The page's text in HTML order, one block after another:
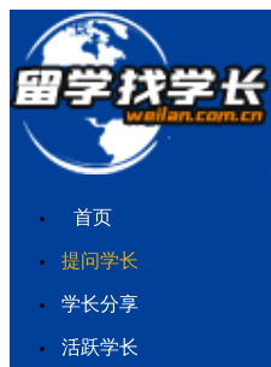
首页
提问学长
学长分享
活跃学长